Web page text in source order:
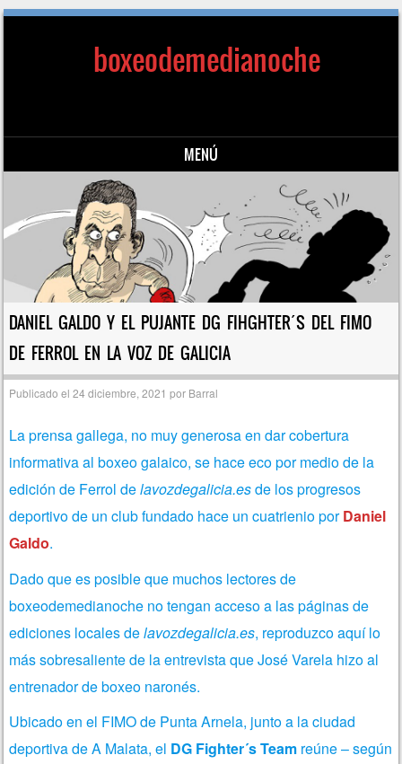
boxeodemedianoche
MENÚ
Saltar al contenido
DANIEL GALDO Y EL PUJANTE DG FIHGHTER´S DEL FIMO
DE FERROL EN LA VOZ DE GALICIA
Publicado el24 diciembre, 2021 por Barral
La prensa gallega, no muy generosa en dar cobertura
informativa al boxeo galaico, se hace eco por medio de la
edición de Ferrol delavozdegalicia.esde los progresos
deportivo de un club fundado hace un cuatrienio porDaniel
Galdo.
Dado que es posible que muchos lectores de
boxeodemedianoche no tengan acceso a las páginas de
ediciones locales delavozdegalicia.es, reproduzco aquí lo
más sobresaliente de la entrevista que José Varela hizo al
entrenador de boxeo naronés.
Ubicado en el FIMO de Punta Arnela, junto a la ciudad
deportiva de A Malata, el DG Fighter´s Team reúne – según